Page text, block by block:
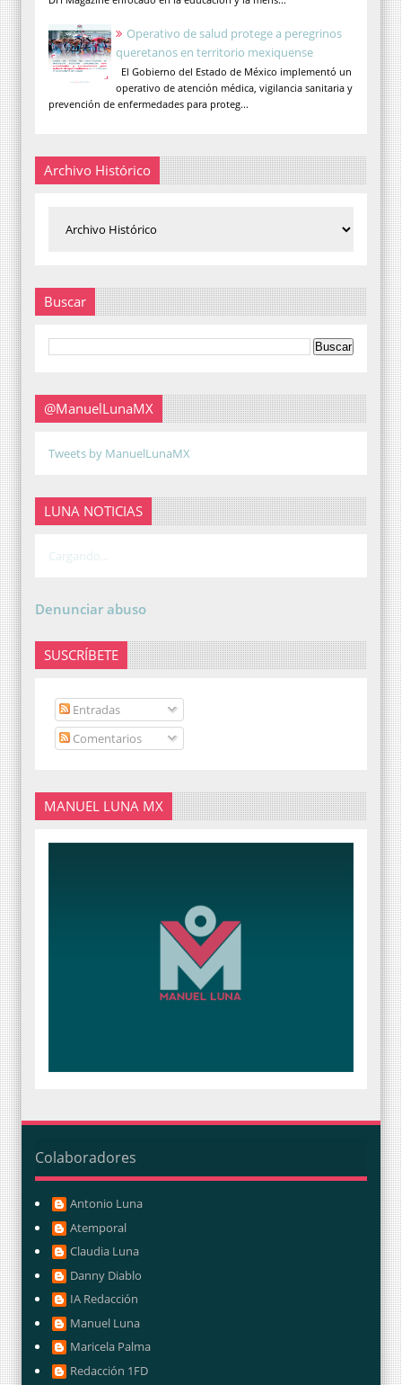
Operativo de salud protege a peregrinos
queretanos en territorio mexiquense
El Gobierno del Estado de México implementó un
operativo de atención médica, vigilancia sanitaria y
prevención de enfermedades para proteg...
Archivo Histórico
Buscar
@ManuelLunaMX
Tweets by ManuelLunaMX
LUNA NOTICIAS
Cargando...
Denunciar abuso
SUSCRÍBETE
Entradas
Comentarios
MANUEL LUNA MX
Colaboradores
Antonio Luna
Atemporal
Claudia Luna
Danny Diablo
IA Redacción
Manuel Luna
Maricela Palma
Redacción 1FD